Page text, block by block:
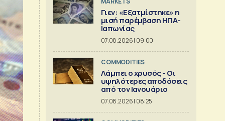
Γιεν: «Εξατμίστηκε» η
μισή παρέμβαση ΗΠΑ-
Ιαπωνίας
07.08.2026 | 09:00
COMMODITIES
Λάμπει ο χρυσός - Οι
υψηλότερες αποδόσεις
από τον Ιανουάριο
07.08.2026 | 08:25